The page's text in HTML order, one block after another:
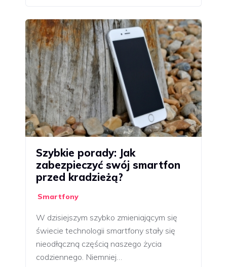
Szybkie porady: Jak
zabezpieczyć swój smartfon
przed kradzieżą?
Smartfony
W dzisiejszym szybko zmieniającym się
świecie technologii smartfony stały się
nieodłączną częścią naszego życia
codziennego. Niemniej…